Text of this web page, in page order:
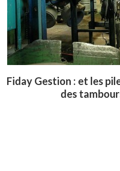
Fiday Gestion : et les
des